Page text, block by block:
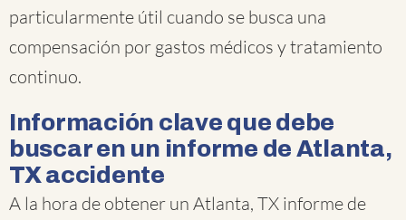
particularmente útil cuando se busca una
compensación por gastos médicos y tratamiento
continuo.
Información clave que debe
buscar en un informe de Atlanta,
TX accidente
A la hora de obtener un Atlanta, TX informe de